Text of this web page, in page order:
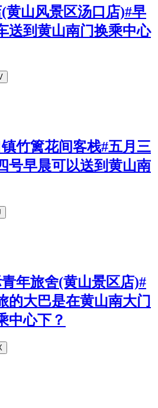
黄山风景区汤口店)#早
送到黄山南门换乘中心
竹篱花间客栈#五月三
号早晨可以送到黄山南
年旅舍(黄山景区店)#
的大巴是在黄山南大门
中心下？